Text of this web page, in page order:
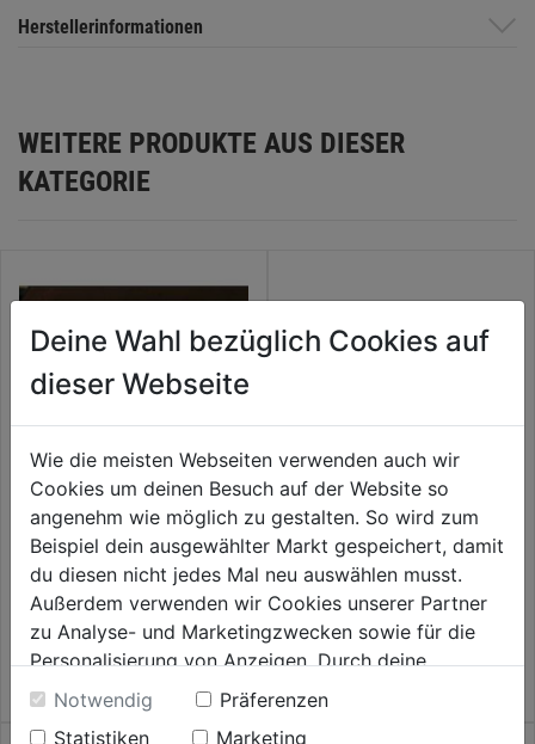
Herstellerinformationen
WEITERE PRODUKTE AUS DIESER
KATEGORIE
Filtersack f. Späneabsauganl.
WB 3000 ASA zu Art.Nr.
1188909
0.0 (0)
0.0
von
5
Sternen.
34,99€
Ziegelsägeblatt für Hochloch-
Leichtziegel HM 48Z für DW
393
0.0 (0)
0.0
von
5
Sternen.
99,99€
Deine Wahl bezüglich Cookies auf
dieser Webseite
Wie die meisten Webseiten verwenden auch wir
Cookies um deinen Besuch auf der Website so
angenehm wie möglich zu gestalten. So wird zum
Beispiel dein ausgewählter Markt gespeichert, damit
du diesen nicht jedes Mal neu auswählen musst.
Außerdem verwenden wir Cookies unserer Partner
zu Analyse- und Marketingzwecken sowie für die
Personalisierung von Anzeigen. Durch deine
Einwilligung werden die Daten von Drittanbieter,
unter anderem auch in den USA, verarbeitet.
Notwendig
Präferenzen
Statistiken
Marketing